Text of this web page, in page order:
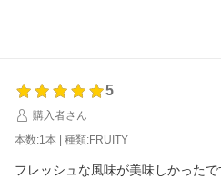
5
購入者さん
本数:1本 | 種類:FRUITY
フレッシュな風味が美味しかったで